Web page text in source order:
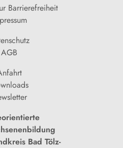
Barrierefreiheit
AGB
Bad Tölz-